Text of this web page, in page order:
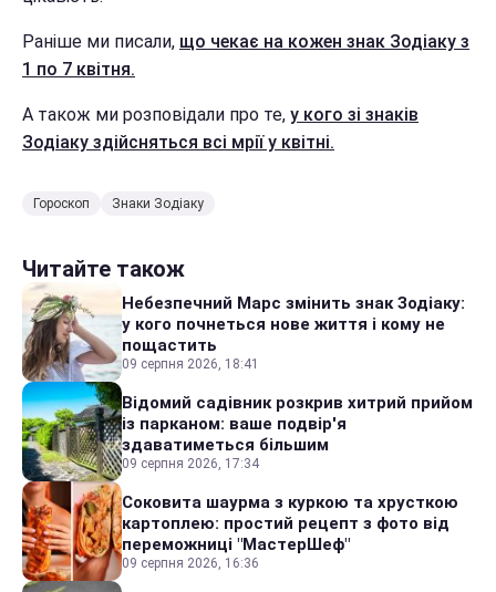
Раніше ми писали, що чекає на кожен знак Зодіаку з
1 по 7 квітня.
А також ми розповідали про те, у кого зі знаків
Зодіаку здійсняться всі мрії у квітні.
Гороскоп Знаки Зодіаку
Читайте також
Небезпечний Марс змінить знак Зодіаку:
у кого почнеться нове життя і кому не
пощастить
09 серпня 2026, 18:41
Відомий садівник розкрив хитрий прийом
із парканом: ваше подвір'я
здаватиметься більшим
09 серпня 2026, 17:34
Соковита шаурма з куркою та хрусткою
картоплею: простий рецепт з фото від
переможниці "МастерШеф"
09 серпня 2026, 16:36